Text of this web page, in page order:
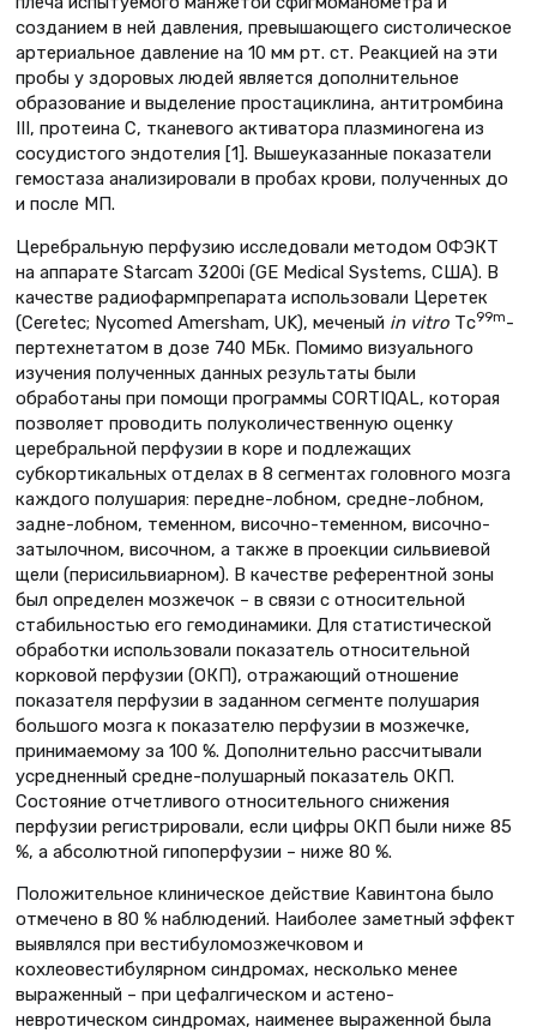
созданием в ней давления, превышающего систолическое
артериальное давление на 10 мм рт. ст. Реакцией на эти
пробы у здоровых людей является дополнительное
образование и выделение простациклина, антитромбина
III, протеина С, тканевого активатора плазминогена из
сосудистого эндотелия [1]. Вышеуказанные показатели
гемостаза анализировали в пробах крови, полученных до
и после МП.
Церебральную перфузию исследовали методом ОФЭКТ
на аппарате Starcam 3200i (GE Medical Systems, США). В
качестве радиофармпрепарата использовали Церетек
(Ceretec; Nycomed Amersham, UK), меченый in vitro Tс99m-
пертехнетатом в дозе 740 МБк. Помимо визуального
изучения полученных данных результаты были
обработаны при помощи программы CORTIQAL, которая
позволяет проводить полуколичественную оценку
церебральной перфузии в коре и подлежащих
субкортикальных отделах в 8 сегментах головного мозга
каждого полушария: передне-лобном, средне-лобном,
задне-лобном, теменном, височно-теменном, височно-
затылочном, височном, а также в проекции сильвиевой
щели (перисильвиарном). В качестве референтной зоны
был определен мозжечок – в связи с относительной
стабильностью его гемодинамики. Для статистической
обработки использовали показатель относительной
корковой перфузии (ОКП), отражающий отношение
показателя перфузии в заданном сегменте полушария
большого мозга к показателю перфузии в мозжечке,
принимаемому за 100 %. Дополнительно рассчитывали
усредненный средне-полушарный показатель ОКП.
Состояние отчетливого относительного снижения
перфузии регистрировали, если цифры ОКП были ниже 85
%, а абсолютной гипоперфузии – ниже 80 %.
Положительное клиническое действие Кавинтона было
отмечено в 80 % наблюдений. Наиболее заметный эффект
выявлялся при вестибуломозжечковом и
кохлеовестибулярном синдромах, несколько менее
выраженный – при цефалгическом и астено-
невротическом синдромах, наименее выраженной была